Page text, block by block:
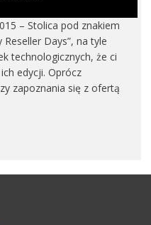
– Stolica pod znakiem
Days”, na tyle
technologicznych, że ci
edycji. Oprócz
zapoznania się z ofertą